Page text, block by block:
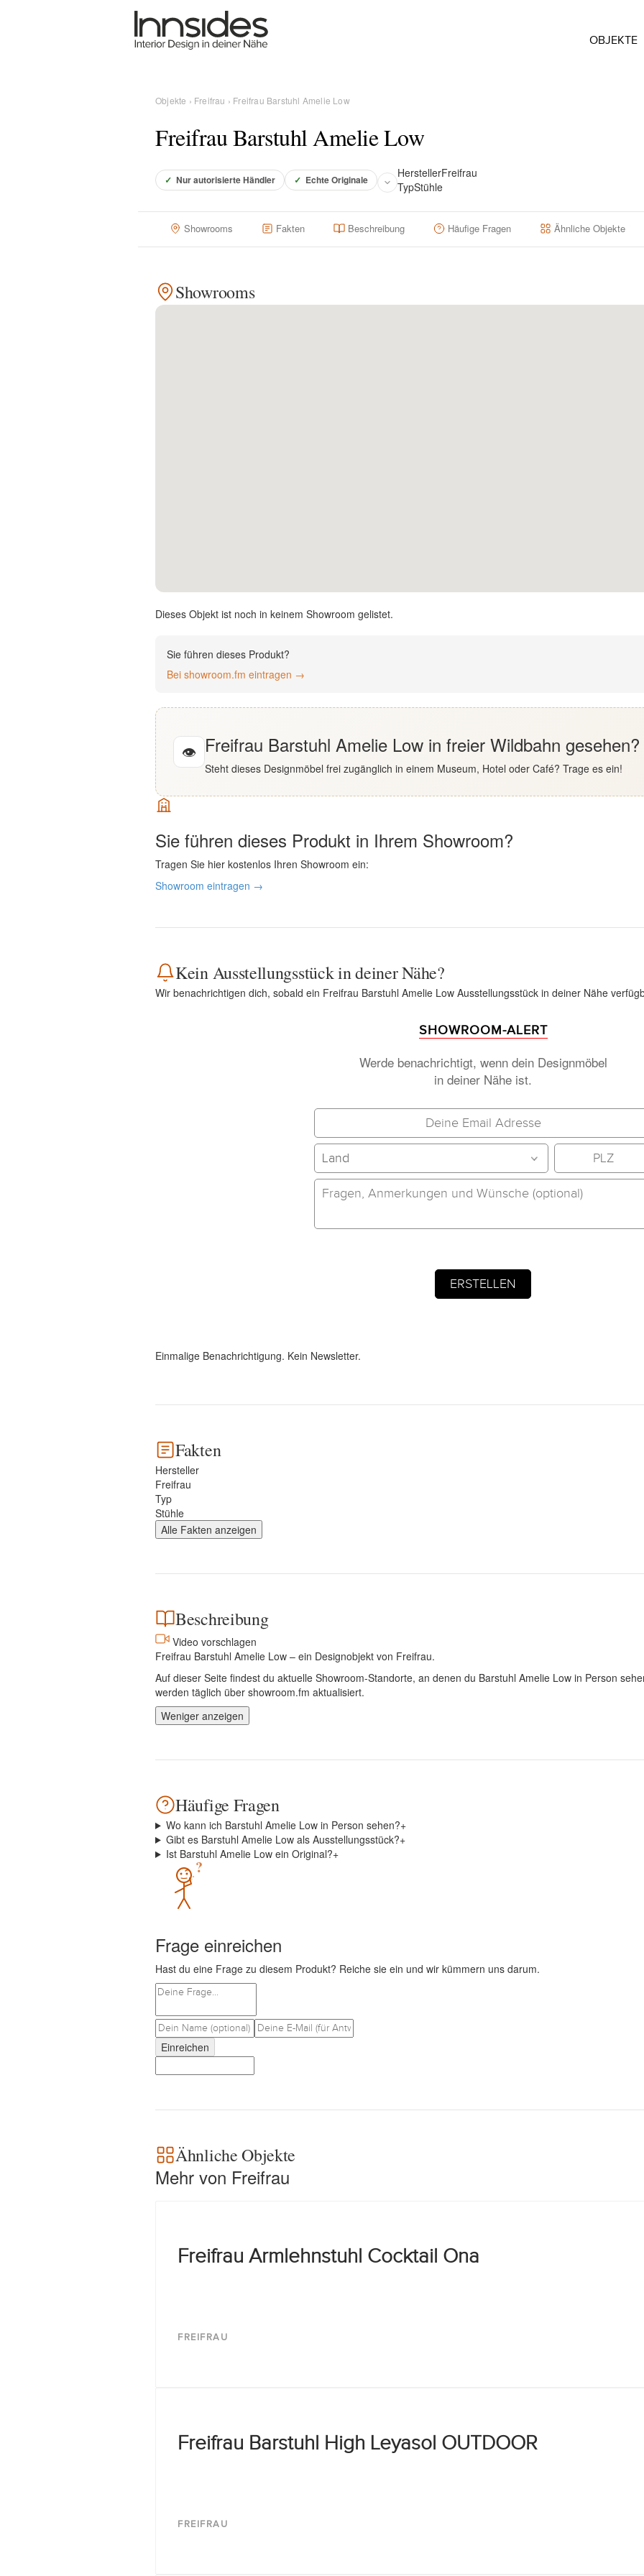
OBJEKTE
Objekte › Freifrau › Freifrau Barstuhl Amelie Low
Freifrau Barstuhl Amelie Low
✓ Nur autorisierte Händler ✓ Echte Originale HerstellerFreifrau
TypStühle
Showrooms Fakten Beschreibung Häufige Fragen Ähnliche Objekte
Showrooms
Dieses Objekt ist noch in keinem Showroom gelistet.
Sie führen dieses Produkt?
Bei showroom.fm eintragen →
👁 Freifrau Barstuhl Amelie Low in freier Wildbahn gesehen?
Steht dieses Designmöbel frei zugänglich in einem Museum, Hotel oder Café? Trage es ein!
Sie führen dieses Produkt in Ihrem Showroom?
Tragen Sie hier kostenlos Ihren Showroom ein:
Showroom eintragen →
Kein Ausstellungsstück in deiner Nähe?
Wir benachrichtigen dich, sobald ein Freifrau Barstuhl Amelie Low Ausstellungsstück in deiner Nähe
SHOWROOM-ALERT
Werde benachrichtigt, wenn dein Designmöbel
in deiner Nähe ist.
Einmalige Benachrichtigung. Kein Newsletter.
Fakten
Hersteller
Freifrau
Typ
Stühle
Alle Fakten anzeigen
Beschreibung
Video vorschlagen
Freifrau Barstuhl Amelie Low – ein Designobjekt von Freifrau.
Auf dieser Seite findest du aktuelle Showroom-Standorte, an denen du Barstuhl Amelie Low in Person
werden täglich über showroom.fm aktualisiert.
Weniger anzeigen
Häufige Fragen
Wo kann ich Barstuhl Amelie Low in Person sehen?+
Gibt es Barstuhl Amelie Low als Ausstellungsstück?+
Ist Barstuhl Amelie Low ein Original?+
?
Frage einreichen
Hast du eine Frage zu diesem Produkt? Reiche sie ein und wir kümmern uns darum.
Einreichen
Ähnliche Objekte
Mehr von Freifrau
Freifrau Armlehnstuhl Cocktail Ona
FREIFRAU
Freifrau Barstuhl High Leyasol OUTDOOR
FREIFRAU